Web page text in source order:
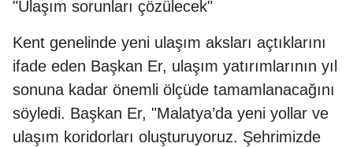
"Ulaşım sorunları çözülecek"
Kent genelinde yeni ulaşım aksları açtıklarını
ifade eden Başkan Er, ulaşım yatırımlarının yıl
sonuna kadar önemli ölçüde tamamlanacağını
söyledi. Başkan Er, "Malatya’da yeni yollar ve
ulaşım koridorları oluşturuyoruz. Şehrimizde